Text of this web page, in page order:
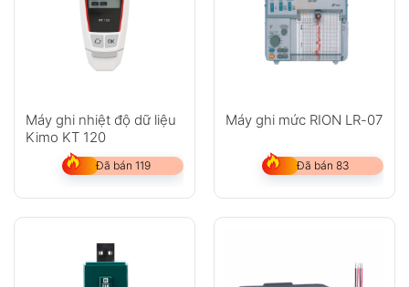
Máy ghi nhiệt độ dữ liệu
Kimo KT 120
Đã bán 119
Máy ghi mức RION LR-07
Đã bán 83